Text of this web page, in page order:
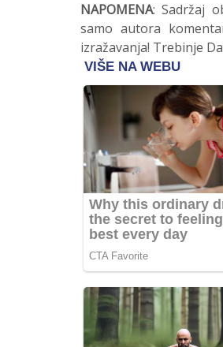
NAPOMENA: Sadržaj
samo autora
izražavanja! Trebinje